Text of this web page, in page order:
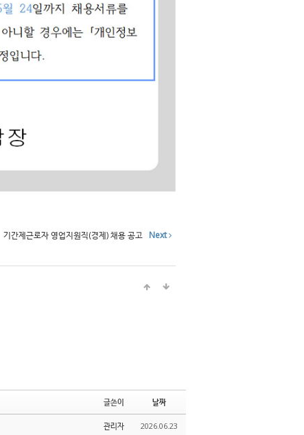
기간제근로자 영업지원직(경제) 채용 공고 Next
글쓴이 날짜
관리자 2026.06.23